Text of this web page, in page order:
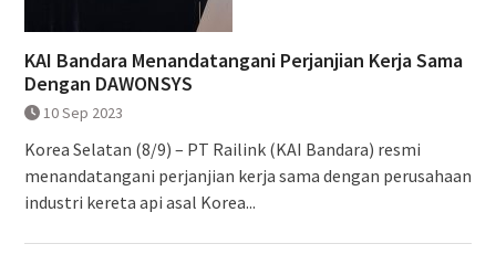
KAI Bandara Menandatangani Perjanjian Kerja Sama
Dengan DAWONSYS
10 Sep 2023
Korea Selatan (8/9) – PT Railink (KAI Bandara) resmi
menandatangani perjanjian kerja sama dengan perusahaan
industri kereta api asal Korea...